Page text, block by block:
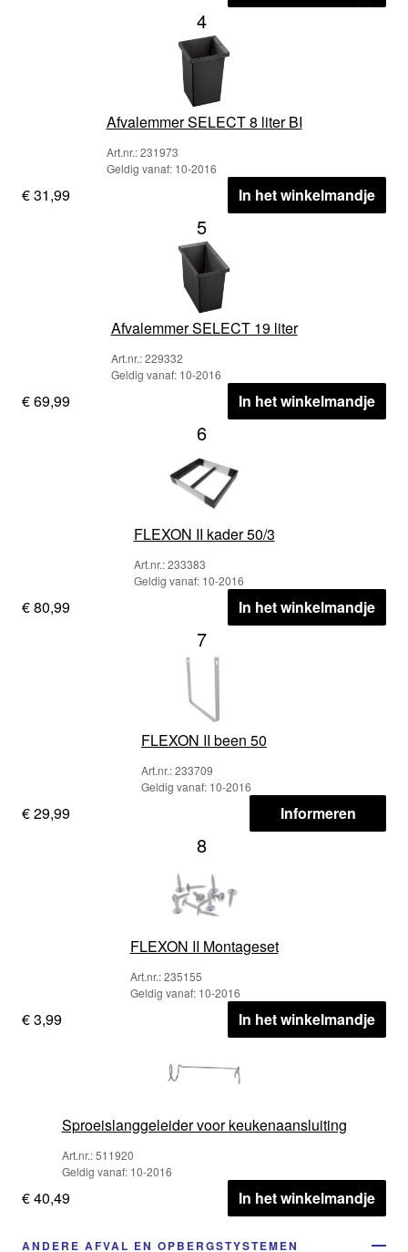
4
Afvalemmer SELECT 8 liter BI
Art.nr.: 231973
Geldig vanaf: 10-2016
€ 31,99 In het winkelmandje
5
Afvalemmer SELECT 19 liter
Art.nr.: 229332
Geldig vanaf: 10-2016
€ 69,99 In het winkelmandje
6
FLEXON II kader 50/3
Art.nr.: 233383
Geldig vanaf: 10-2016
€ 80,99 In het winkelmandje
7
FLEXON II been 50
Art.nr.: 233709
Geldig vanaf: 10-2016
€ 29,99 Informeren
8
FLEXON II Montageset
Art.nr.: 235155
Geldig vanaf: 10-2016
€ 3,99 In het winkelmandje
Sproeislanggeleider voor keukenaansluiting
Art.nr.: 511920
Geldig vanaf: 10-2016
€ 40,49 In het winkelmandje
ANDERE AFVAL EN OPBERGSTYSTEMEN